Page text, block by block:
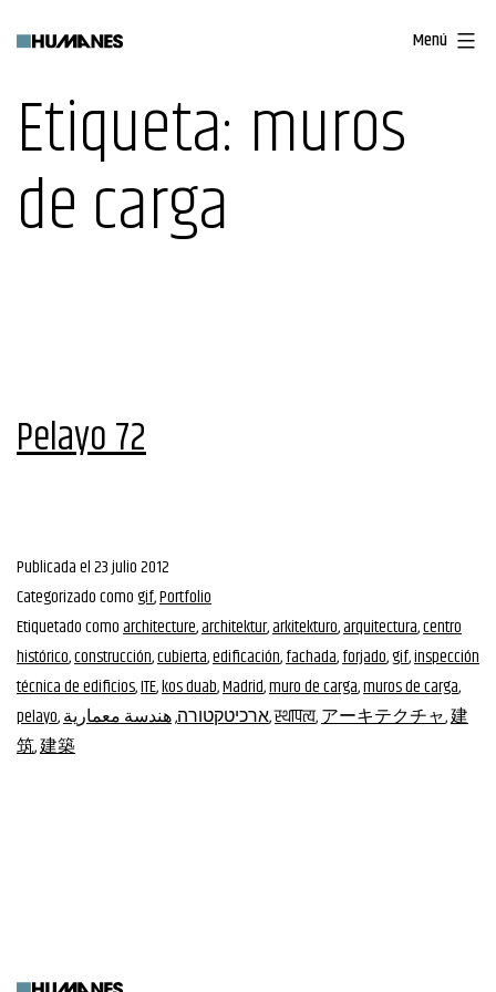
contenido
Menú
Etiqueta: muros
de carga
Pelayo 72
Publicada el23 julio 2012
Categorizado comogif,Portfolio
Etiquetado comoarchitecture,architektur,arkitekturo,arquitectura,centro
histórico,construcción,cubierta,edificación,fachada,forjado,gif,inspección
técnica de edificios,ITE,kos duab,Madrid,muro de carga,muros de carga,
pelayo, ארכיטקטורה,هندسة معمارية ,स्थापत्य,アーキテクチャ,建
筑,建築